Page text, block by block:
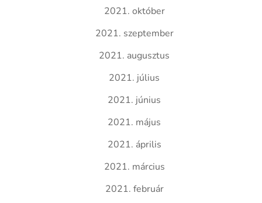
2021. október
2021. szeptember
2021. augusztus
2021. július
2021. június
2021. május
2021. április
2021. március
2021. február